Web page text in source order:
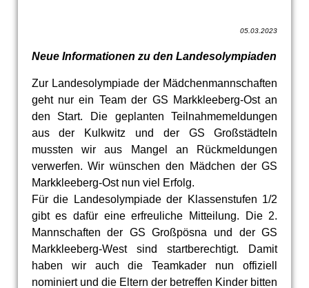
05.03.2023
Neue Informationen zu den Landesolympiaden
Zur Landesolympiade der Mädchenmannschaften
geht nur ein Team der GS Markkleeberg-Ost an
den Start. Die geplanten Teilnahmemeldungen
aus der Kulkwitz und der GS Großstädteln
mussten wir aus Mangel an Rückmeldungen
verwerfen. Wir wünschen den Mädchen der GS
Markkleeberg-Ost nun viel Erfolg.
Für die Landesolympiade der Klassenstufen 1/2
gibt es dafür eine erfreuliche Mitteilung. Die 2.
Mannschaften der GS Großpösna und der GS
Markkleeberg-West sind startberechtigt. Damit
haben wir auch die Teamkader nun offiziell
nominiert und die Eltern der betreffen Kinder bitten